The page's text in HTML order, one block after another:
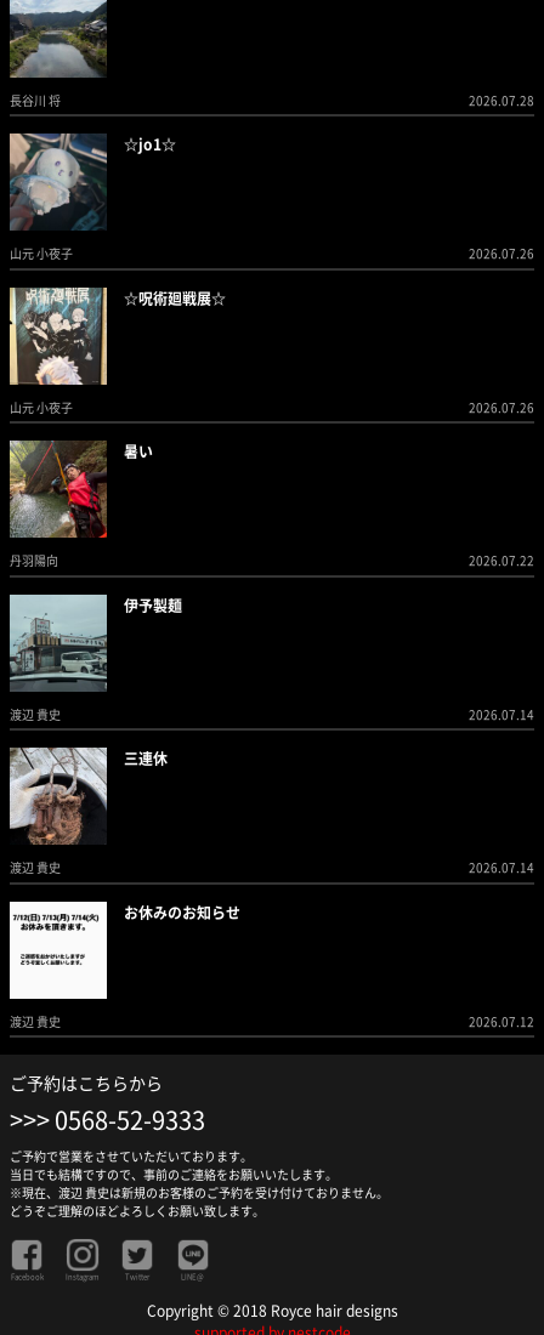
長谷川 将 2026.07.28
☆jo1☆
山元 小夜子 2026.07.26
☆呪術廻戦展☆
山元 小夜子 2026.07.26
暑い
丹羽陽向 2026.07.22
伊予製麺
渡辺 貴史 2026.07.14
三連休
渡辺 貴史 2026.07.14
お休みのお知らせ
渡辺 貴史 2026.07.12
ご予約はこちらから
0568-52-9333
ご予約で営業をさせていただいております。
当日でも結構ですので、事前のご連絡をお願いいたします。
※現在、渡辺 貴史は新規のお客様のご予約を受け付けておりません。
どうぞご理解のほどよろしくお願い致します。
Facebook Instagram Twitter LINE@
Copyright © 2018 Royce hair designs